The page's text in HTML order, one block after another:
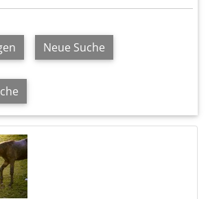
Neue Suche